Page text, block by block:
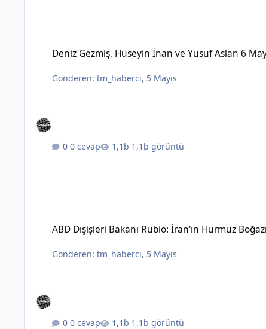
Deniz Gezmiş, Hüseyin İnan ve Yusuf Aslan 6
Gönderen:tm_haberci, 5 Mayıs
0 cevap 1,1b görüntü
ABD Dışişleri Bakanı Rubio: İran'ın Hürmüz
Gönderen:tm_haberci, 5 Mayıs
0 cevap 1,1b görüntü